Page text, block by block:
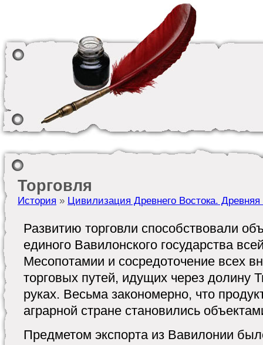
Торговля
История » Цивилизация Древнего Востока.
Развитию торговли способствовали
единого Вавилонского государства
Месопотамии и сосредоточение всех
торговых путей, идущих через долину
руках. Весьма закономерно, что
аграрной стране становились
Предметом экспорта из Вавилонии